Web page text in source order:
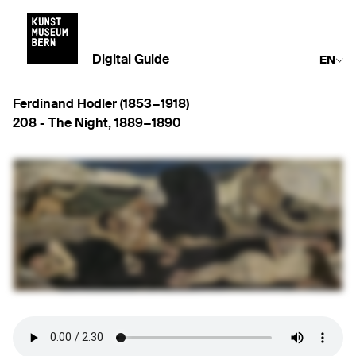
Digital Guide EN
Ferdinand Hodler (1853−1918)
208 -
The Night, 1889−1890